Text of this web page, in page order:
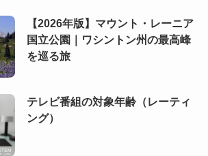
【2026年版】マウント・レーニア
国立公園｜ワシントン州の最高峰
を巡る旅
テレビ番組の対象年齢（レーティ
ング）